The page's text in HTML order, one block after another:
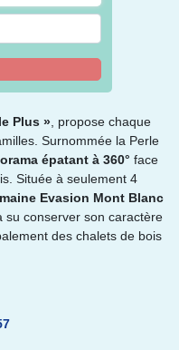
Plus » , propose chaque
Surnommée la Perle
épatant à 360° face
Située à seulement 4
Evasion Mont Blanc
su conserver son caractère
des chalets de bois